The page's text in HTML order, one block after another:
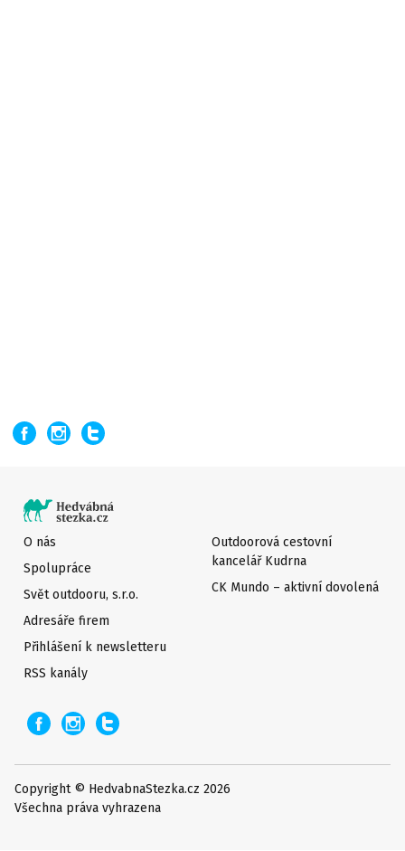
O nás
Spolupráce
Svět outdooru, s.r.o.
Adresáře firem
Přihlášení k newsletteru
Outdoorová cestovní
kancelář Kudrna
CK Mundo – aktivní dovolená
RSS kanály
Copyright © HedvabnaStezka.cz 2026
Všechna práva vyhrazena